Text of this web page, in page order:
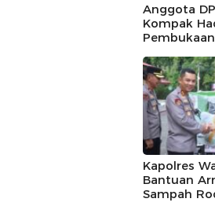
Anggota
Kompak
Kapolres
Bantuan
Sampah